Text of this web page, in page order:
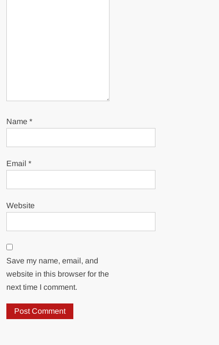
Name*
Email*
Website
Save my name, email, and
website in this browser for the
next time I comment.